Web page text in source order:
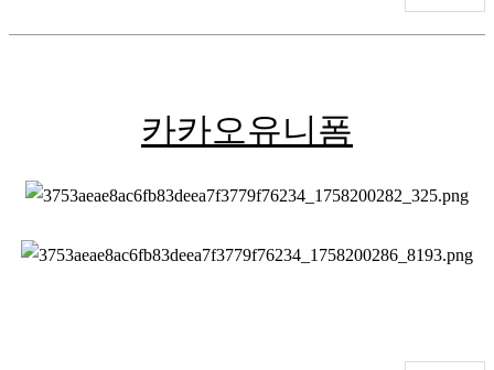
카카오유니폼